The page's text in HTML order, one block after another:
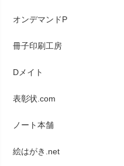
オンデマンドP
冊子印刷工房
Dメイト
表彰状.com
ノート本舗
絵はがき.net